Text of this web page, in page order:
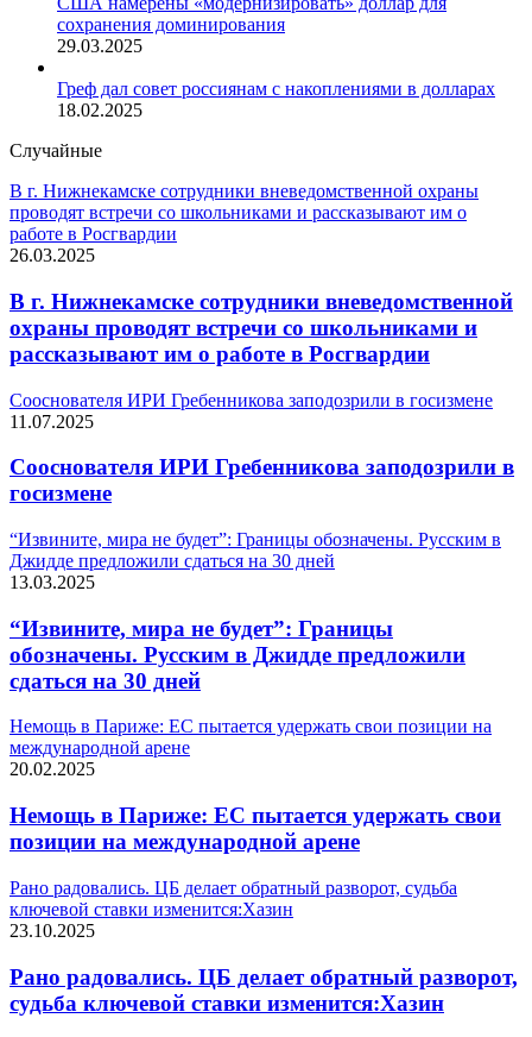
сохранения доминирования
29.03.2025
Греф дал совет россиянам с накоплениями в долларах
18.02.2025
Случайные
В г. Нижнекамске сотрудники вневедомственной охраны
проводят встречи со школьниками и рассказывают им о
работе в Росгвардии
26.03.2025
В г. Нижнекамске сотрудники вневедомственной
охраны проводят встречи со школьниками и
рассказывают им о работе в Росгвардии
Сооснователя ИРИ Гребенникова заподозрили в госизмене
11.07.2025
Сооснователя ИРИ Гребенникова заподозрили в
госизмене
“Извините, мира не будет”: Границы обозначены. Русским в
Джидде предложили сдаться на 30 дней
13.03.2025
“Извините, мира не будет”: Границы
обозначены. Русским в Джидде предложили
сдаться на 30 дней
Немощь в Париже: ЕС пытается удержать свои позиции на
международной арене
20.02.2025
Немощь в Париже: ЕС пытается удержать свои
позиции на международной арене
Рано радовались. ЦБ делает обратный разворот, судьба
ключевой ставки изменится:Хазин
23.10.2025
Рано радовались. ЦБ делает обратный разворот,
судьба ключевой ставки изменится:Хазин